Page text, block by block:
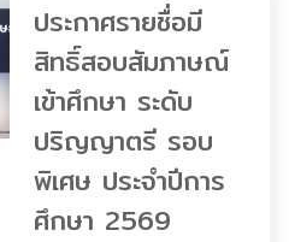
ประกาศรายชื่อมี
สิทธิ์สอบสัมภาษณ์
เข้าศึกษา ระดับ
ปริญญาตรี รอบ
พิเศษ ประจำปีการ
ศึกษา 2569